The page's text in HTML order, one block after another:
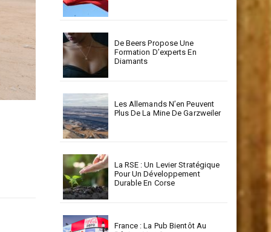
De Beers Propose Une
Formation D’experts En
Diamants
Les Allemands N’en Peuvent
Plus De La Mine De Garzweiler
La RSE : Un Levier Stratégique
Pour Un Développement
Durable En Corse
France : La Pub Bientôt Au